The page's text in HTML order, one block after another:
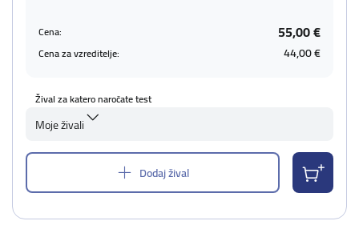
Cena: 55,00 €
Cena za vzreditelje: 44,00 €
Žival za katero naročate test
Moje živali
Dodaj žival